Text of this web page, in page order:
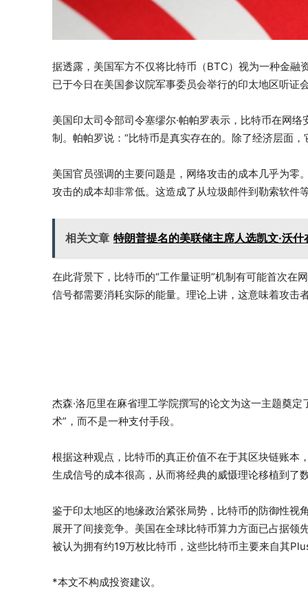
据透露，美国军方不仅将比特币（BTC）视为一种金
已于今日在美国参议院军事委员会举行的印太地区听证
美国印太司令部司令塞缪尔·帕帕罗表示，比特币在网
制。帕帕罗说：“比特币是真实存在的。除了经济层面
美国官员强调的主要问题是，网络攻击的成本几乎为
攻击的成本却非常低。这造成了从垃圾邮件到勒索软件
相关文章 特朗普提名的美联储主席人选凯文·沃
在此背景下，比特币的“工作量证明”机制有可能首次在
信号都需要消耗实际的能量。理论上讲，这意味着攻击
杰森·洛厄里在麻省理工学院撰写的论文为这一主题奠
术”，而不是一种支付手段。
根据这种观点，比特币的真正价值不在于其区块链账本
生成信号的成本很高，从而将经典的威慑理论移植到了
鉴于印太地区的地缘政治紧张局势，比特币的防御性视
展开了间接竞争。美国在全球比特币算力方面已占据
被认为拥有约19万枚比特币，这些比特币主要来自其
*本文不构成投资建议。